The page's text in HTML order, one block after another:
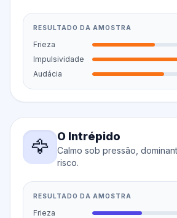
RESULTADO DA AMOSTRA
Frieza
Impulsividade
Audácia
🦅 O Intrépido
Calmo sob pressão,
risco.
RESULTADO DA AMOSTRA
Frieza